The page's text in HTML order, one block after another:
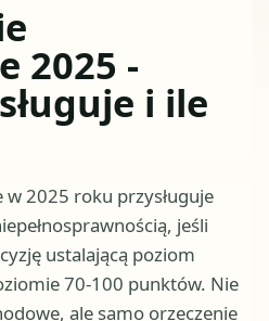
2025 -
i ile
w 2025 roku przysługuje
jeśli
ustalającą poziom
70-100 punktów. Nie
ale samo orzeczenie